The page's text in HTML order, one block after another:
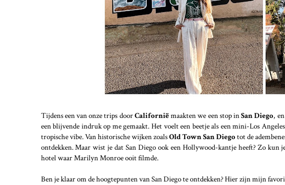
Tijdens een van onze trips doorCaliforniëmaakten we een stop inSan Diego,
een blijvende indruk op me gemaakt. Het voelt een beetje als een mini-Los
tropische vibe. Van historische wijken zoalsOld Town San Diegotot de
ontdekken. Maar wist je dat San Diego ook een Hollywood-kantje heeft? Zo
hotel waar Marilyn Monroe ooit filmde.
Ben je klaar om de hoogtepunten van San Diego te ontdekken? Hier zijn mijn